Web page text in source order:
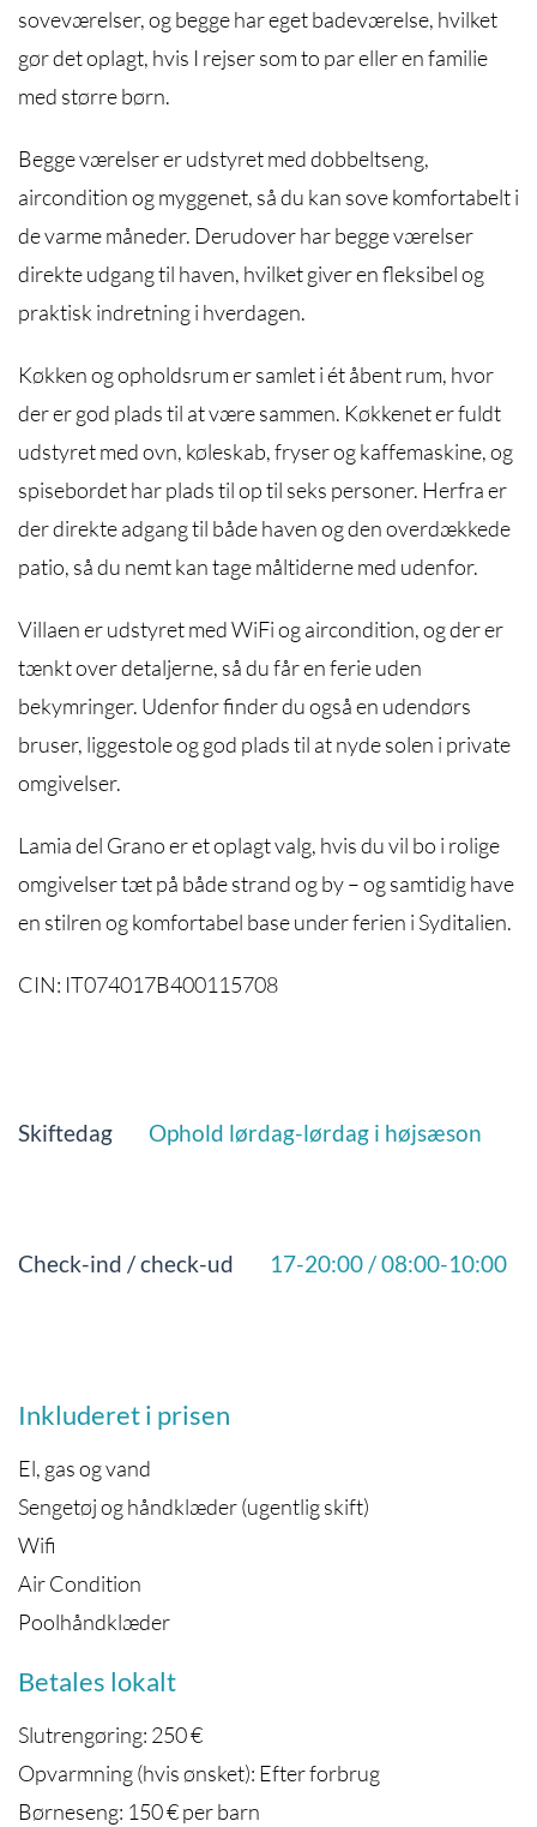
soveværelser, og begge har eget badeværelse, hvilket
gør det oplagt, hvis I rejser som to par eller en familie
med større børn.
Begge værelser er udstyret med dobbeltseng,
aircondition og myggenet, så du kan sove komfortabelt i
de varme måneder. Derudover har begge værelser
direkte udgang til haven, hvilket giver en fleksibel og
praktisk indretning i hverdagen.
Køkken og opholdsrum er samlet i ét åbent rum, hvor
der er god plads til at være sammen. Køkkenet er fuldt
udstyret med ovn, køleskab, fryser og kaffemaskine, og
spisebordet har plads til op til seks personer. Herfra er
der direkte adgang til både haven og den overdækkede
patio, så du nemt kan tage måltiderne med udenfor.
Villaen er udstyret med WiFi og aircondition, og der er
tænkt over detaljerne, så du får en ferie uden
bekymringer. Udenfor finder du også en udendørs
bruser, liggestole og god plads til at nyde solen i private
omgivelser.
Lamia del Grano er et oplagt valg, hvis du vil bo i rolige
omgivelser tæt på både strand og by – og samtidig have
en stilren og komfortabel base under ferien i Syditalien.
CIN: IT074017B400115708
Skiftedag Ophold lørdag-lørdag i højsæson
Check-ind / check-ud 17-20:00 / 08:00-10:00
Inkluderet i prisen
El, gas og vand
Sengetøj og håndklæder (ugentlig skift)
Wifi
Air Condition
Poolhåndklæder
Betales lokalt
Slutrengøring: 250 €
Opvarmning (hvis ønsket): Efter forbrug
Børneseng: 150 € per barn